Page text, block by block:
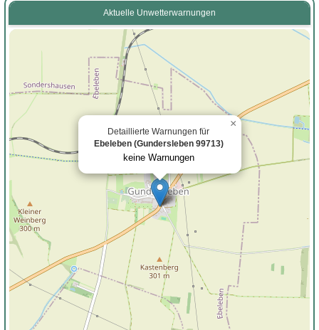
Aktuelle Unwetterwarnungen
Detaillierte Warnungen für
Ebeleben (Gundersleben 99713)
keine Warnungen
×